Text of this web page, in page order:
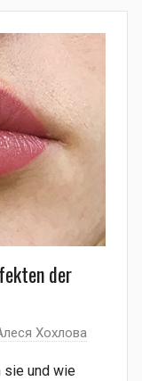
der
Хохлова
sie und wie